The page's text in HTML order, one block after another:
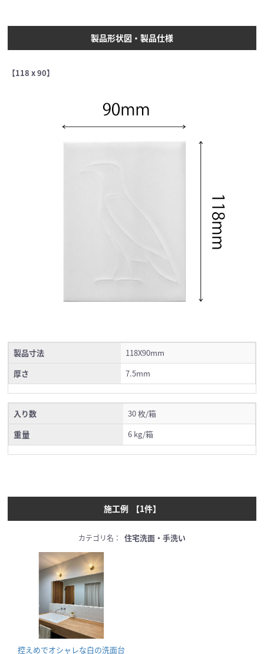
製品形状図・製品仕様
【118 x 90】
製品寸法
118X90mm
厚さ
7.5mm
入り数 30 枚/箱
重量 6 kg/箱
施工例 【1件】
カテゴリ名： 住宅洗面・手洗い
控えめでオシャレな白の洗面台